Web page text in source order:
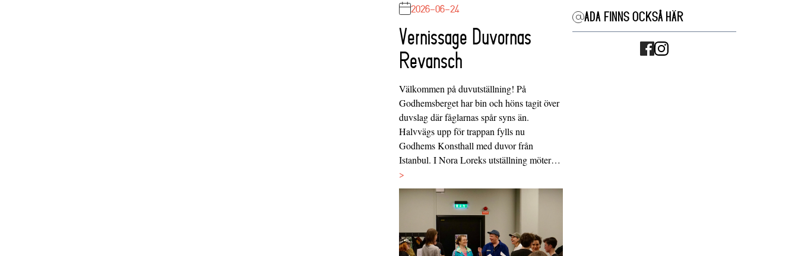
2026-06-24
Vernissage Duvornas
Revansch
Välkommen på duvutställning! På
Godhemsberget har bin och höns tagit över
duvslag där fåglarnas spår syns än.
Halvvägs upp för trappan fylls nu
Godhems Konsthall med duvor från
Istanbul. I Nora Loreks utställning möter…
>
ADA FINNS OCKSÅ HÄR